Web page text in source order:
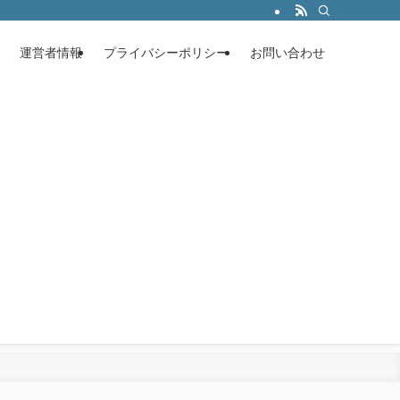
運営者情報 プライバシーポリシー お問い合わせ